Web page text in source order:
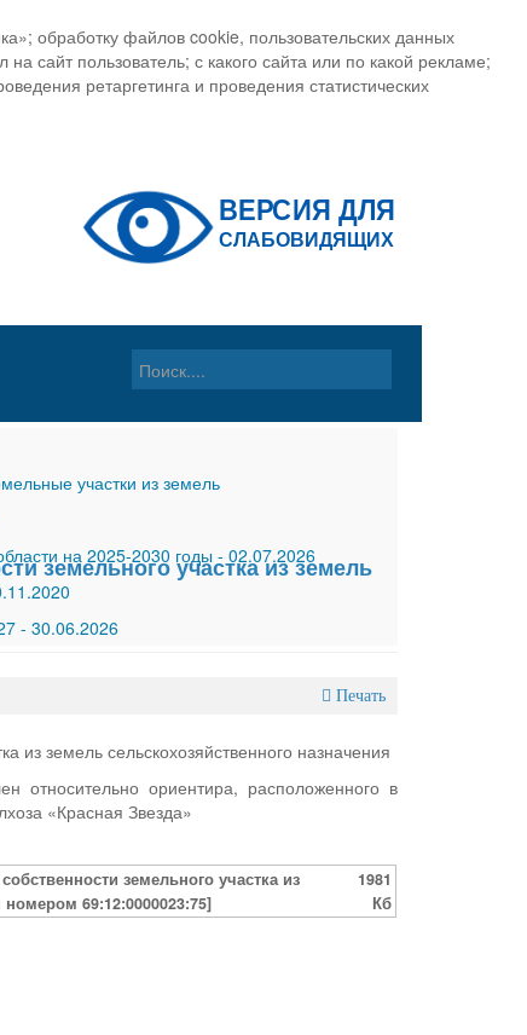
обработку файлов cookie, пользовательских данных
сайт пользователь; с какого сайта или по какой рекламе;
ретаргетинга и проведения статистических
участки из земель
на 2025-2030 годы - 02.07.2026
- 30.06.2026
земельного участка из земель
Печать
из земель сельскохозяйственного назначения
относительно ориентира, расположенного в
«Красная Звезда»
земельного участка из
69:12:0000023:75]
1981
Кб